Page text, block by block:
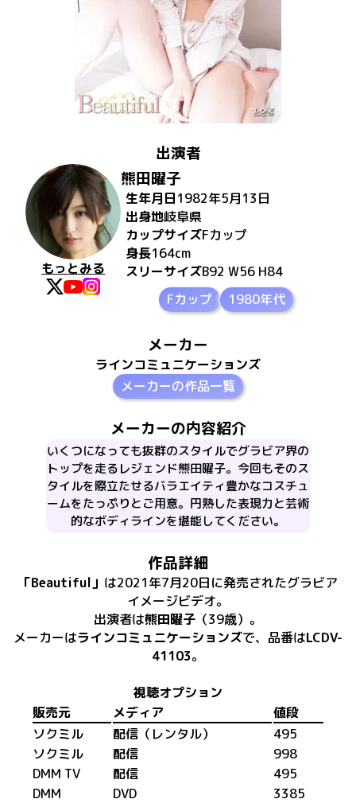
出演者
もっとみる
熊田曜子
生年月日1982年5月13日
出身地岐阜県
カップサイズFカップ
身長164cm
スリーサイズB92 W56 H84
Fカップ
1980年代
メーカー
ラインコミュニケーションズ
メーカーの作品一覧
メーカーの内容紹介
いくつになっても抜群のスタイルでグラビア界の
トップを走るレジェンド熊田曜子。今回もそのス
タイルを際立たせるバラエイティ豊かなコスチュ
ームをたっぷりとご用意。円熟した表現力と芸術
的なボディラインを堪能してください。
作品詳細
「Beautiful 」 は2021年7月20日に発売されたグラビア
イメージビデオ。
出演者は熊田曜子 （39歳） 。
メーカーはラインコミュニケーションズで、​ 品番はLCDV-
41103。
視聴オプション
販売元
メディア
値段
ソクミル
配信（レンタル）
495
ソクミル
配信
998
DMM TV
配信
495
DMM
DVD 3385